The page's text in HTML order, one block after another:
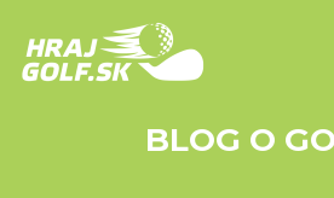
BLOG O